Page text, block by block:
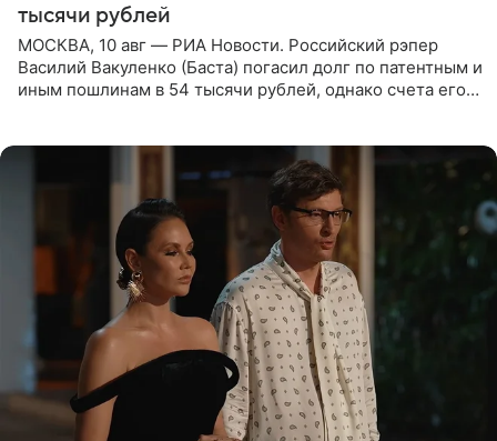
тысячи рублей
МОСКВА, 10 авг — РИА Новости. Российский рэпер
Василий Вакуленко (Баста) погасил долг по патентным и
иным пошлинам в 54 тысячи рублей, однако счета его